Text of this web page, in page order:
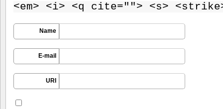
<em> <i> <q cite=""> <s>
Name
E-mail
URI